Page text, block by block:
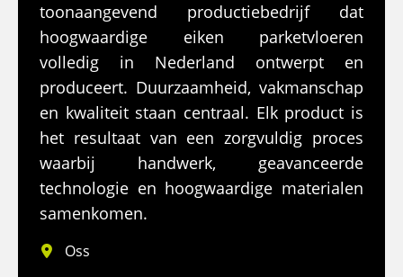
toonaangevend productiebedrijf dat
hoogwaardige eiken parketvloeren
volledig in Nederland ontwerpt en
produceert. Duurzaamheid, vakmanschap
en kwaliteit staan centraal. Elk product is
het resultaat van een zorgvuldig proces
waarbij handwerk, geavanceerde
technologie en hoogwaardige materialen
samenkomen.
Oss